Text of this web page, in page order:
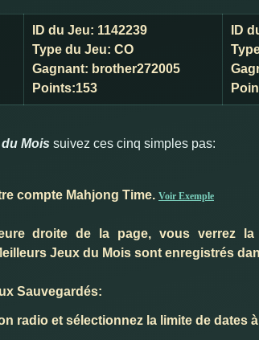
ID du Jeu: 1142239
Type du Jeu: CO
Gagnant: brother272005
Points:153
ID
Mois suivez ces cinq simples pas:
compte Mahjong Time. Voir Exemple
droite de la page, vous verrez la
Jeux du Mois sont enregistrés
Sauvegardés:
radio et sélectionnez la limite de dates à